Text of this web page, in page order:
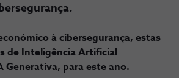
à cibersegurança, estas
de Inteligência Artificial
Generativa, para este ano.